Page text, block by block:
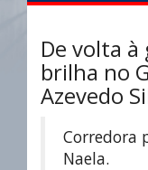
De volta
brilha no
Azevedo
Corredora
Naela.